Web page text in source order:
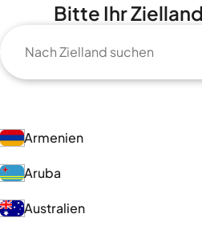
Bitte Ihr
Armenien
Aruba
Australien